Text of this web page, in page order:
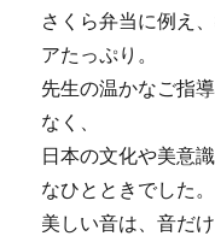
さくら弁当に例え
アたっぷり。
先生の温かなご指
なく、
日本の文化や美意
なひとときでした。
美しい音は、音だ